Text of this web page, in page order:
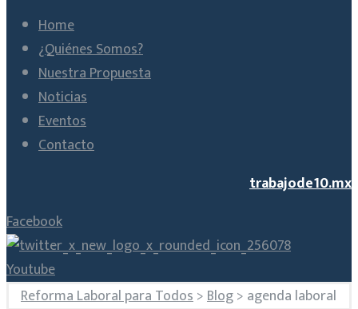
Home
¿Quiénes Somos?
Nuestra Propuesta
Noticias
Eventos
Contacto
trabajode10.mx
Facebook
Youtube
Reforma Laboral para Todos>Blog> agenda laboral